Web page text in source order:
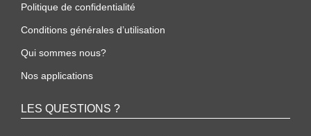
Politique de confidentialité
Conditions générales d’utilisation
Qui sommes nous?
Nos applications
LES QUESTIONS ?